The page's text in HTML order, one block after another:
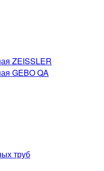
ZEISSLER
GEBO QA
труб